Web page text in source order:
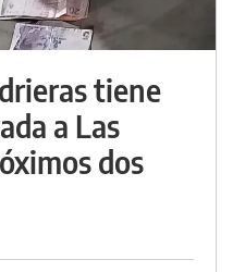
tiene
a Las
dos